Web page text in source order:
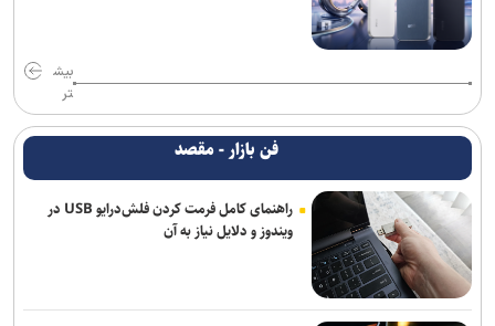
بیش
تر
فن بازار - مقصد
راهنمای کامل فرمت کردن فلش‌درایو USB در
ویندوز و دلایل نیاز به آن